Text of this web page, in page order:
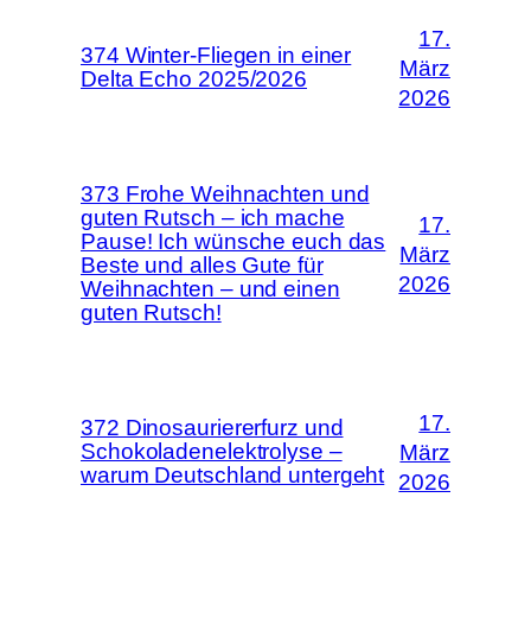
374 Winter-Fliegen in einer
Delta Echo 2025/2026
17.
März
2026
373 Frohe Weihnachten und
guten Rutsch – ich mache
Pause! Ich wünsche euch das
Beste und alles Gute für
Weihnachten – und einen
guten Rutsch!
17.
März
2026
372 Dinosauriererfurz und
Schokoladenelektrolyse –
warum Deutschland untergeht
17.
März
2026